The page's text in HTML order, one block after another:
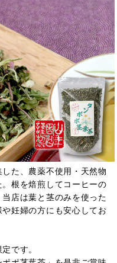
た、農薬不使用・天然物
根を焙煎してコーヒーの
店は葉と茎のみを使った
妊婦の方にも安心してお
です。